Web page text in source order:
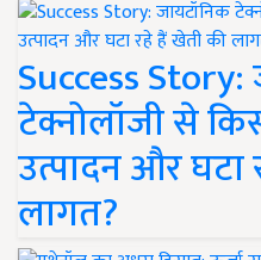
Success Story:
टेक्नोलॉजी से
उत्पादन और
लागत?